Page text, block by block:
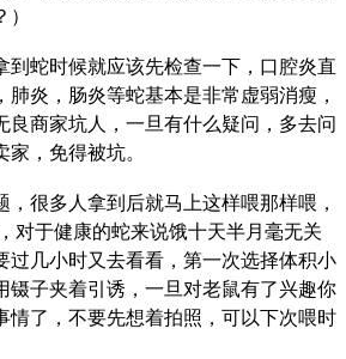
到蛇时候就应该先检查一下，口腔炎直
肺炎，肠炎等蛇基本是非常虚弱消瘦，
良商家坑人，一旦有什么疑问，多去问
，免得被坑。
，很多人拿到后就马上这样喂那样喂，
对于健康的蛇来说饿十天半月毫无关
过几小时又去看看，第一次选择体积小
镊子夹着引诱，一旦对老鼠有了兴趣你
情了，不要先想着拍照，可以下次喂时